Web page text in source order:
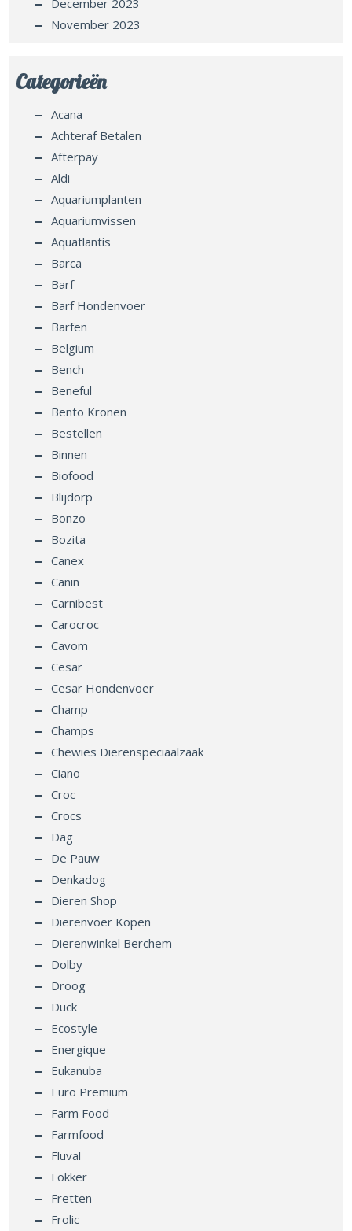
November 2023
Categorieën
Acana
Achteraf Betalen
Afterpay
Aldi
Aquariumplanten
Aquariumvissen
Aquatlantis
Barca
Barf
Barf Hondenvoer
Barfen
Belgium
Bench
Beneful
Bento Kronen
Bestellen
Binnen
Biofood
Blijdorp
Bonzo
Bozita
Canex
Canin
Carnibest
Carocroc
Cavom
Cesar
Cesar Hondenvoer
Champ
Champs
Chewies Dierenspeciaalzaak
Ciano
Croc
Crocs
Dag
De Pauw
Denkadog
Dieren Shop
Dierenvoer Kopen
Dierenwinkel Berchem
Dolby
Droog
Duck
Ecostyle
Energique
Eukanuba
Euro Premium
Farm Food
Farmfood
Fluval
Fokker
Fretten
Frolic